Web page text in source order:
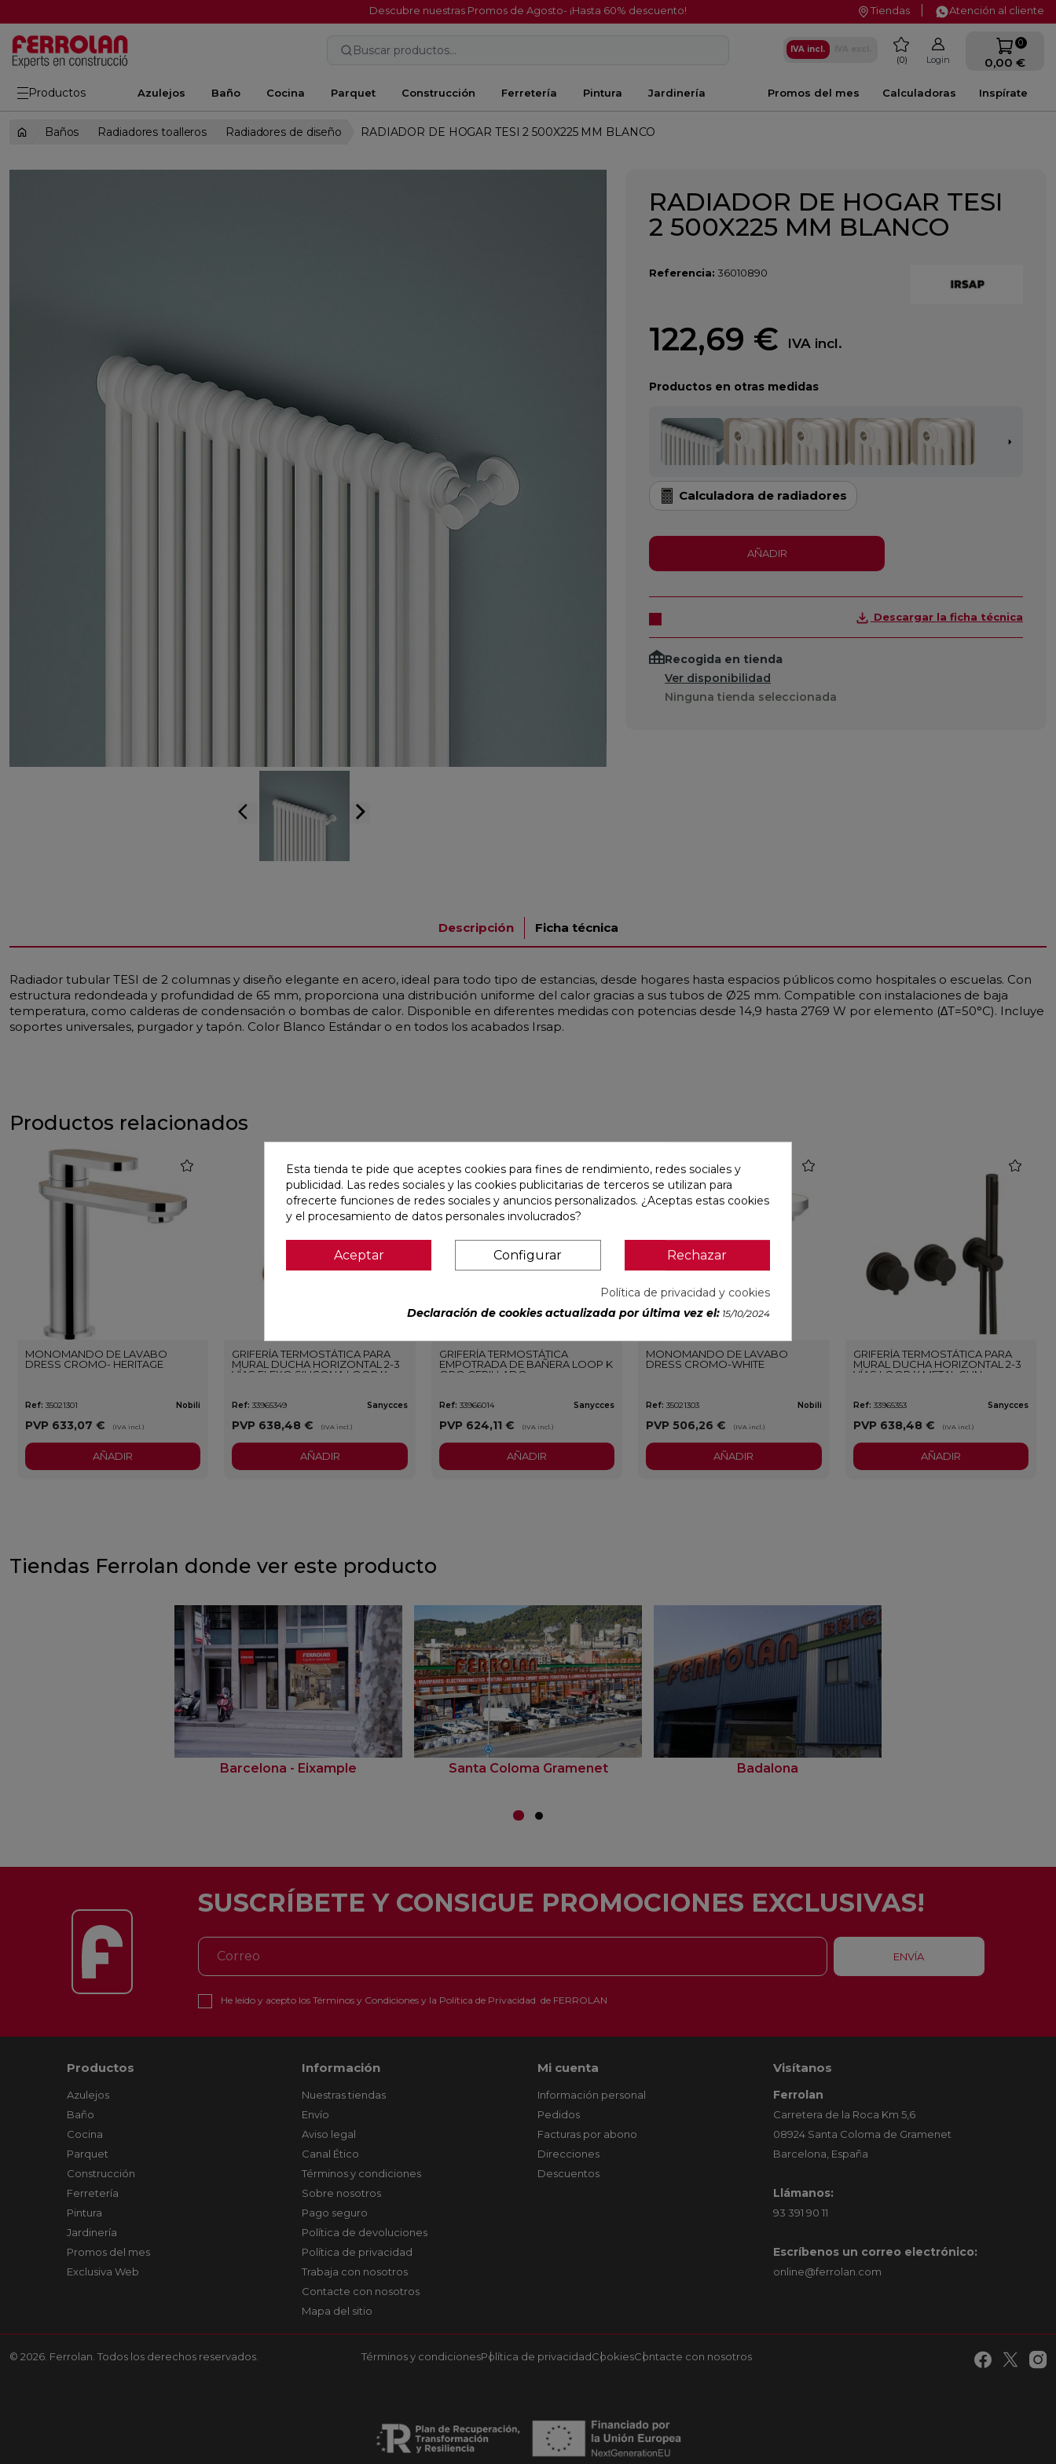
Descubre nuestras Promos de Agosto- ¡Hasta 60% descuento! Tiendas Atención al cliente
Buscar productos... IVA incl. favorite
0 Login
0
0,00 €
Productos Azulejos Baño Cocina Parquet Construcción Ferretería Pintura Jardinería Inspírate
Calculadoras
Promos del mes
Baños Radiadores toalleros Radiadores de diseño RADIADOR DE HOGAR TESI 2 500X225 MM BLANCO
arrow_back_ios arrow_forward_ios
RADIADOR DE HOGAR TESI
2 500X225 MM BLANCO
Referencia: 36010890
122,69 € IVA incl.
Productos en otras medidas
Calculadora de radiadores
AÑADIR
Descargar la ficha técnica
Recogida en tienda
Ver disponibilidad
Ninguna tienda seleccionada
Descripción Ficha técnica
Radiador tubular TESI de 2 columnas y diseño elegante en acero, ideal para todo tipo de estancias, desde hogares hasta espacios públicos como hospitales o escuelas. Con
estructura redondeada y profundidad de 65 mm, proporciona una distribución uniforme del calor gracias a sus tubos de Ø25 mm. Compatible con instalaciones de baja
temperatura, como calderas de condensación o bombas de calor. Disponible en diferentes medidas con potencias desde 14,9 hasta 2769 W por elemento (∆T=50°C). Incluye
soportes universales, purgador y tapón. Color Blanco Estándar o en todos los acabados Irsap.
Productos relacionados
MONOMANDO DE LAVABO
DRESS CROMO- HERITAGE
Ref: 35021301 Nobili
PVP 633,07 € (IVA incl.)
AÑADIR
GRIFERÍA TERMOSTÁTICA PARA
MURAL DUCHA HORIZONTAL 2-3
VÍAS FLEXO SILICONA LOOP K
Ref: 33965349 Sanycces
PVP 638,48 € (IVA incl.)
favorite
AÑADIR
GRIFERÍA TERMOSTÁTICA
EMPOTRADA DE BAÑERA LOOP K
ORO CEPILLADO
Ref: 33966014 Sanycces
PVP 624,11 € (IVA incl.)
favorite
AÑADIR
MONOMANDO DE LAVABO
DRESS CROMO-WHITE
Ref: 35021303 Nobili
PVP 506,26 € (IVA incl.)
favorite
AÑADIR
GRIFERÍA TERMOSTÁTICA PARA
MURAL DUCHA HORIZONTAL 2-3
VÍAS LOOP K METAL GUN
Ref: 33965353 Sanycces
PVP 638,48 € (IVA incl.)
AÑADIR
Tiendas Ferrolan donde ver este producto
Barcelona - Eixample Santa Coloma Gramenet Badalona
SUSCRÍBETE Y CONSIGUE PROMOCIONES EXCLUSIVAS!
He leído y acepto los Términos y Condicionesy la Política de Privacidad de FERROLAN
Productos
Azulejos
Baño
Cocina
Parquet
Construcción
Ferretería
Pintura
Jardinería
Promos del mes
Exclusiva Web
Información
Nuestras tiendas
Envío
Aviso legal
Canal Ético
Términos y condiciones
Sobre nosotros
Pago seguro
Política de devoluciones
Política de privacidad
Trabaja con nosotros
Contacte con nosotros
Mapa del sitio
Mi cuenta
Información personal
Pedidos
Facturas por abono
Direcciones
Descuentos
Visítanos
Ferrolan
Carretera de la Roca Km 5,6
08924 Santa Coloma de Gramenet
Barcelona, España
Llámanos:
93 391 90 11
Escríbenos un correo electrónico:
online@ferrolan.com
© 2026. Ferrolan. Todos los derechos reservados. Términos y condicionesPolítica de privacidadCookiesContacte con nosotros
Esta tienda te pide que aceptes cookies para fines de rendimiento, redes sociales y
publicidad. Las redes sociales y las cookies publicitarias de terceros se utilizan para
ofrecerte funciones de redes sociales y anuncios personalizados. ¿Aceptas estas cookies
y el procesamiento de datos personales involucrados?
Aceptar Configurar Rechazar
Política de privacidad y cookies
Declaración de cookies actualizada por última vez el: 15/10/2024